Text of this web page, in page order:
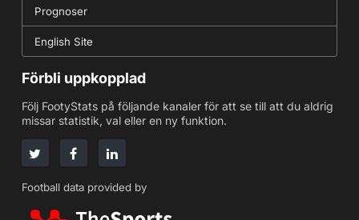
Prognoser
English Site
Förbli uppkopplad
Följ FootyStats på följande kanaler för att se till att du aldrig
missar statistik, val eller en ny funktion.
Football data provided by